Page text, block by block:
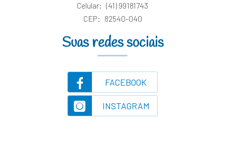
Celular: (41) 99181743
CEP: 82540-040
Suas redes sociais
FACEBOOK
INSTAGRAM